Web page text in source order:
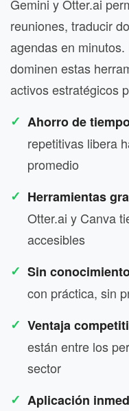
Gemini y Otter.ai
reuniones, traducir
agendas en
dominen estas
activos estratégicos
Ahorro de
repetitivas libera
promedio
Herramientas
Otter.ai y Canva
accesibles
Sin
con práctica, sin
Ventaja
están entre los
sector
Aplicación